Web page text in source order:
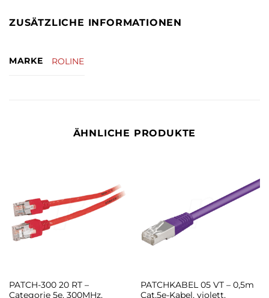
ZUSÄTZLICHE INFORMATIONEN
MARKE ROLINE
ÄHNLICHE PRODUKTE
PATCH-300 20 RT –
Categorie 5e, 300MHz,
PATCHKABEL 05 VT – 0,5m
Cat.5e-Kabel, violett,